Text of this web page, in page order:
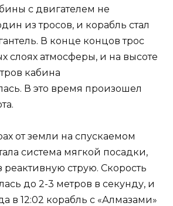
с двигателем не
из тросов, и корабль стал
В конце концов трос
слоях атмосферы, и на высоте
кабина
В это время произошел
от земли на спускаемом
система мягкой посадки,
реактивную струю. Скорость
до 2-3 метров в секунду, и
в 12:02 корабль с «Алмазами»